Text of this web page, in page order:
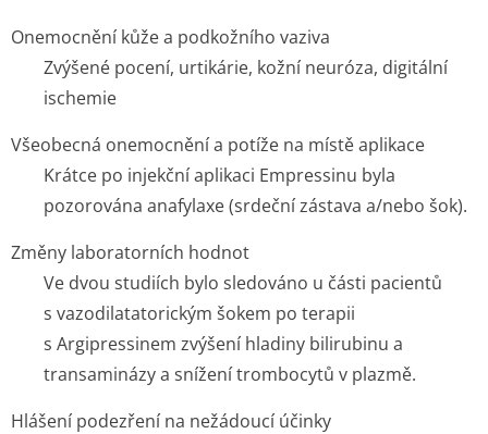
Onemocnění kůže a podkožního vaziva
Zvýšené pocení, urtikárie, kožní neuróza, digitální
ischemie
Všeobecná onemocnění a potíže na místě aplikace
Krátce po injekční aplikaci Empressinu byla
pozorována anafylaxe (srdeční zástava a/nebo šok).
Změny laboratorních hodnot
Ve dvou studiích bylo sledováno u části pacientů
s vazodilatato­rickým šokem po terapii
s Argipressinem zvýšení hladiny bilirubinu a
transaminázy a snížení trombocytů v plazmě.
Hlášení podezření na nežádoucí účinky